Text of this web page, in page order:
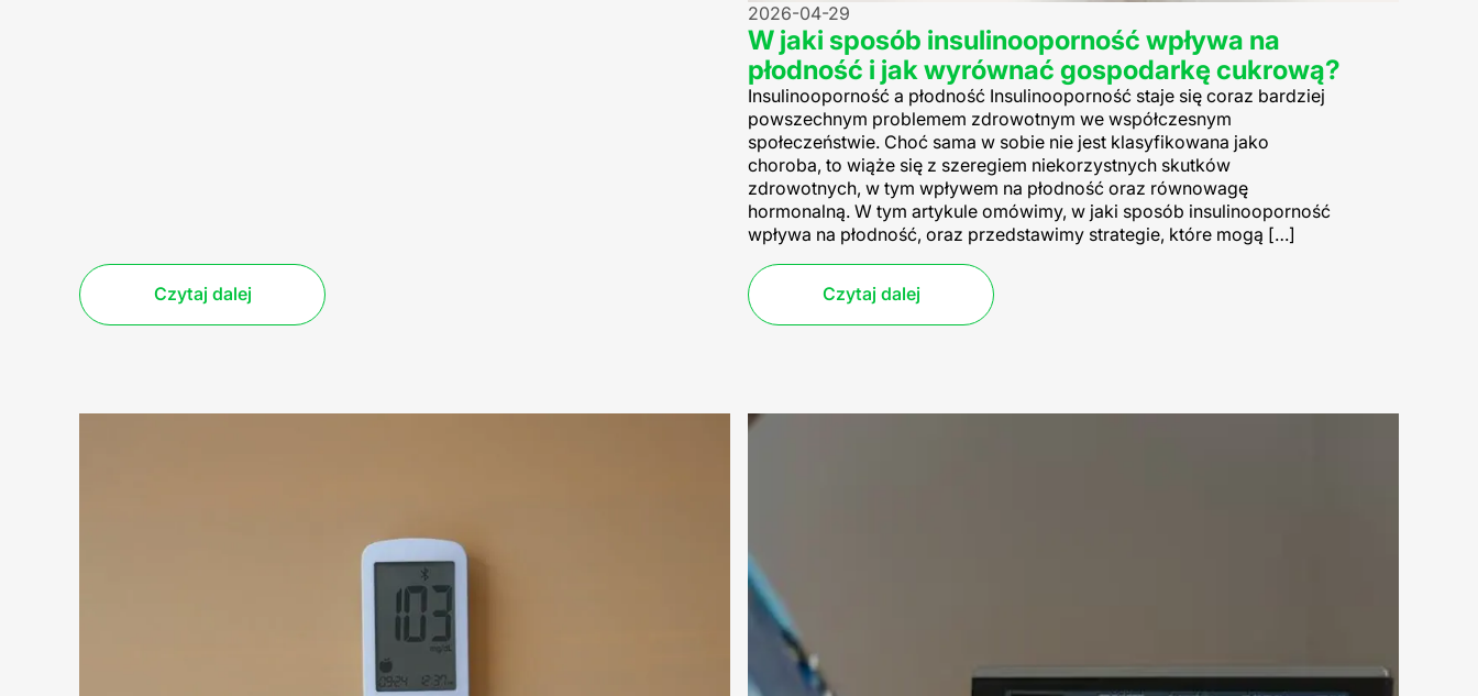
Czytaj dalej
W jaki sposób insulinooporność wpływa na
płodność i jak wyrównać gospodarkę cukrową?
2026-04-29
Insulinooporność a płodność Insulinooporność staje się coraz bardziej
powszechnym problemem zdrowotnym we współczesnym
społeczeństwie. Choć sama w sobie nie jest klasyfikowana jako
choroba, to wiąże się z szeregiem niekorzystnych skutków
zdrowotnych, w tym wpływem na płodność oraz równowagę
hormonalną. W tym artykule omówimy, w jaki sposób insulinooporność
wpływa na płodność, oraz przedstawimy strategie, które mogą […]
Czytaj dalej